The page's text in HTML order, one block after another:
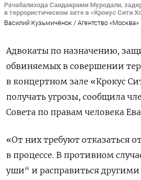
Рачабализода Саидакрами Муродали,
в террористическом акте в «Крокус Сити
Василий Кузьмичёнок / Агентство «Москва»
Адвокаты по назначению,
обвиняемых в совершении
в концертном зале «Крокус
получать угрозы, сообщила
Совета по правам человека
«От них требуют отказаться
в процессе. В противном
уши“ и расправиться